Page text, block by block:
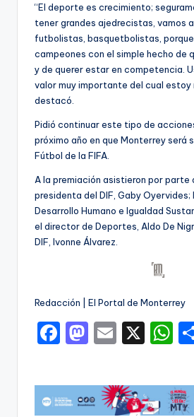
“El deporte es crecimiento;
tener grandes ajedrecistas, vamos
futbolistas, basquetbolistas,
campeones con el simple hecho de
y de querer estar en competencia.
valor muy importante del cual estoy
destacó.
Pidió continuar este tipo de
próximo año en que Monterrey será
Fútbol de la FIFA.
A la premiación asistieron por parte
presidenta del DIF, Gaby
Desarrollo Humano e Igualdad
el director de Deportes, Aldo De
DIF, Ivonne Álvarez.
Redacción | El Portal de Monterrey
F
c
e
M
st
o
E
ai
l
X
a
ts